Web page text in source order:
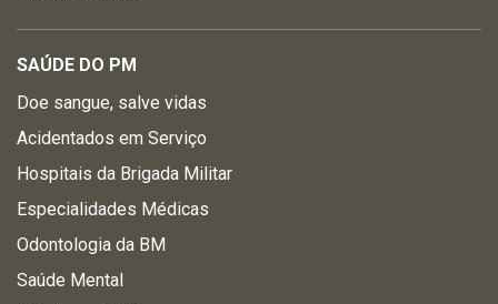
SAÚDE DO PM
Doe sangue, salve vidas
Acidentados em Serviço
Hospitais da Brigada Militar
Especialidades Médicas
Odontologia da BM
Saúde Mental